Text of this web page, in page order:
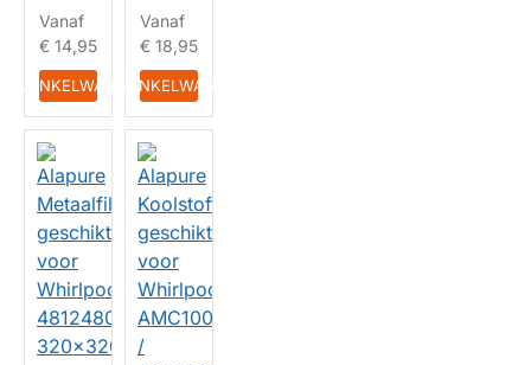
Vanaf
€ 14,95
IN WINKELWAGEN
Vanaf
€ 18,95
IN WINKELWAGEN